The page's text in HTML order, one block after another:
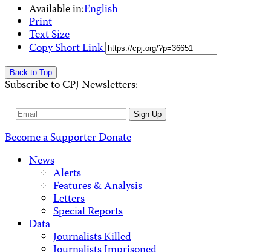
Available in:English
Print
Text Size
Copy Short Link
Back to Top
Subscribe to CPJ Newsletters:
Email
Sign Up
Become a SupporterDonate
News
Alerts
Features & Analysis
Letters
Special Reports
Data
Journalists Killed